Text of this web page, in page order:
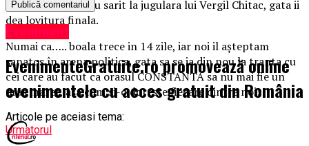
mondial, acestia au sarit la jugulara lui Vergil Chitac, gata ii
dea lovitura finala.
Numai ca….. boala trece in 14 zile, iar noi il așteptam
sanatos în arena politica, gata sa se ia din nou la tranta cu
cei care au facut ca orasul CONSTANTA sa nu mai fie un
oras maret, asa cum si-o doreste fiecare dintre noi!
Articole pe aceiasi tema:
Urmatorul
Eveniment
EvenimenteGratuite.ro promovează online
evenimentele cu acces gratuit din România